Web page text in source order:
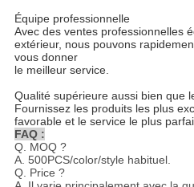
Équipe professionnelle
Avec des ventes professionnelles
extérieur, nous pouvons
vous donner
le meilleur service.
Qualité supérieure aussi bien que
Fournissez les produits les plus
favorable et le service le plus
FAQ :
Q. MOQ ?
A. 500PCS/color/style habituel.
Q. Price ?